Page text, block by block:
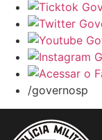
/governosp